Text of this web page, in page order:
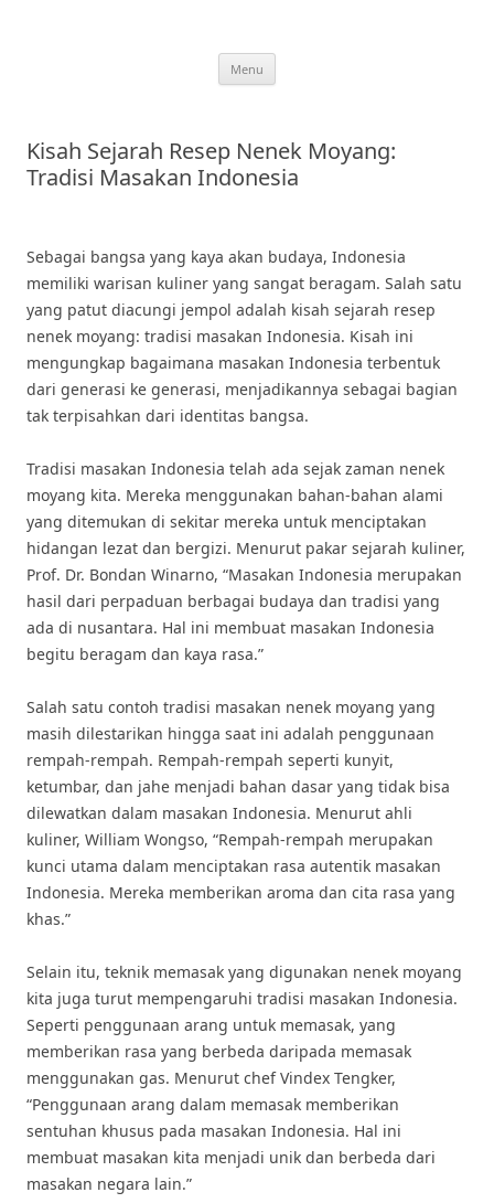
Menu
Kisah Sejarah Resep Nenek Moyang:
Tradisi Masakan Indonesia
Sebagai bangsa yang kaya akan budaya, Indonesia
memiliki warisan kuliner yang sangat beragam. Salah satu
yang patut diacungi jempol adalah kisah sejarah resep
nenek moyang: tradisi masakan Indonesia. Kisah ini
mengungkap bagaimana masakan Indonesia terbentuk
dari generasi ke generasi, menjadikannya sebagai bagian
tak terpisahkan dari identitas bangsa.
Tradisi masakan Indonesia telah ada sejak zaman nenek
moyang kita. Mereka menggunakan bahan-bahan alami
yang ditemukan di sekitar mereka untuk menciptakan
hidangan lezat dan bergizi. Menurut pakar sejarah kuliner,
Prof. Dr. Bondan Winarno, “Masakan Indonesia merupakan
hasil dari perpaduan berbagai budaya dan tradisi yang
ada di nusantara. Hal ini membuat masakan Indonesia
begitu beragam dan kaya rasa.”
Salah satu contoh tradisi masakan nenek moyang yang
masih dilestarikan hingga saat ini adalah penggunaan
rempah-rempah. Rempah-rempah seperti kunyit,
ketumbar, dan jahe menjadi bahan dasar yang tidak bisa
dilewatkan dalam masakan Indonesia. Menurut ahli
kuliner, William Wongso, “Rempah-rempah merupakan
kunci utama dalam menciptakan rasa autentik masakan
Indonesia. Mereka memberikan aroma dan cita rasa yang
khas.”
Selain itu, teknik memasak yang digunakan nenek moyang
kita juga turut mempengaruhi tradisi masakan Indonesia.
Seperti penggunaan arang untuk memasak, yang
memberikan rasa yang berbeda daripada memasak
menggunakan gas. Menurut chef Vindex Tengker,
“Penggunaan arang dalam memasak memberikan
sentuhan khusus pada masakan Indonesia. Hal ini
membuat masakan kita menjadi unik dan berbeda dari
masakan negara lain.”